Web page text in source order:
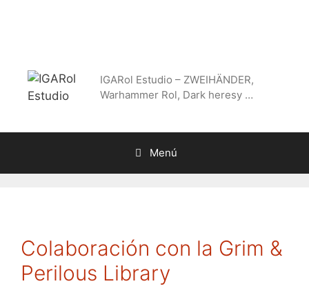
IGARol Estudio – ZWEIHÄNDER,
Warhammer Rol, Dark heresy …
Menú
Colaboración con la Grim &
Perilous Library